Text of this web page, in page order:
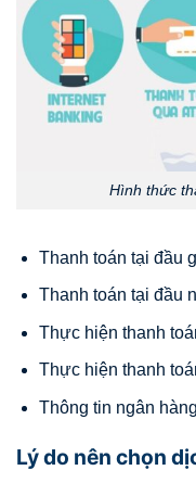
Hình thức
Thanh toán tại đầu
Thanh toán tại đầu
Thực hiện thanh
Thực hiện thanh
Thông tin ngân
Lý do nên chọn